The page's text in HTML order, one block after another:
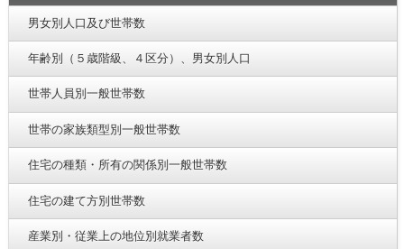
男女別人口及び世帯数
年齢別（５歳階級、４区分）、男女別人口
世帯人員別一般世帯数
世帯の家族類型別一般世帯数
住宅の種類・所有の関係別一般世帯数
住宅の建て方別世帯数
産業別・従業上の地位別就業者数